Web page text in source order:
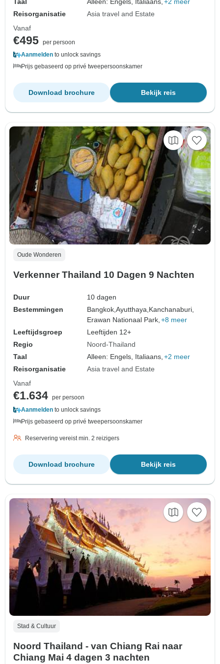
Taal Alleen: Engels, Italiaans, +2 meer
Reisorganisatie
Asia travel and Estate
Vanaf
€495 per persoon
Aanmelden to unlock savings
Prijs gebaseerd op privé tweepersoonskamer
Bekijk reis
Download brochure
Oude Wonderen
Verkenner Thailand 10 Dagen 9 Nachten
Duur
10 dagen
Bestemmingen
Bangkok,Ayutthaya, Kanchanaburi,
Erawan Nationaal Park, +8 meer
Leeftijdsgroep
Leeftijden 12+
Regio
Noord-Thailand
Taal
Alleen: Engels, Italiaans, +2 meer
Reisorganisatie
Asia travel and Estate
Vanaf
€1.634 per persoon
Aanmelden to unlock savings
Prijs gebaseerd op privé tweepersoonskamer
Reservering vereist min. 2 reizigers
Bekijk reis
Download brochure
Stad & Cultuur
Noord Thailand - van Chiang Rai naar
Chiang Mai 4 dagen 3 nachten